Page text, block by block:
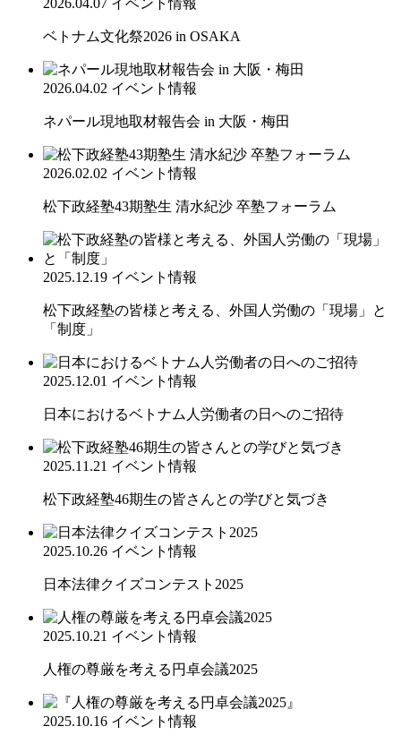
ベトナム文化祭2026 in OSAKA
2026.04.02 イベント情報
ネパール現地取材報告会 in 大阪・梅田
2026.02.02 イベント情報
松下政経塾43期塾生 清水紀沙 卒塾フォーラム
2025.12.19 イベント情報
松下政経塾の皆様と考える、外国人労働の「現場」と
「制度」
2025.12.01 イベント情報
日本におけるベトナム人労働者の日へのご招待
2025.11.21 イベント情報
松下政経塾46期生の皆さんとの学びと気づき
2025.10.26 イベント情報
日本法律クイズコンテスト2025
2025.10.21 イベント情報
人権の尊厳を考える円卓会議2025
2025.10.16 イベント情報